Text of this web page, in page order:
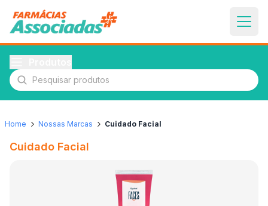
Pesquisar produtos
Home Nossas Marcas Cuidado Facial
Cuidado Facial